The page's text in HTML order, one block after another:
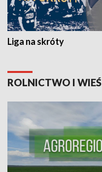
Liga na skróty
ROLNICTWO I WIEŚ